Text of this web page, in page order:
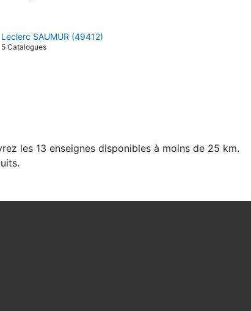
Leclerc SAUMUR (49412)
5 Catalogues
les 13 enseignes disponibles à moins de 25 km.